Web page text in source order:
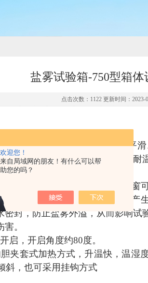
欢迎您！
来自局域网的朋友！有什么可以帮
助您的吗？
盐雾试验箱-750型箱体
点击次数：1122 更新时间：2023-
形设计美观，结构合理，线条平
亮，耐腐蚀、易清洗、无泄露，
制作。
型优质PP板材，前后两面观察窗
110度最佳顶角，使试验过程中产
密封，防止盐雾外溢，从而影响试
。
启，开启角度约80度。
夹套式加热方式，升温快，温湿
斜，也可采用挂钩方式